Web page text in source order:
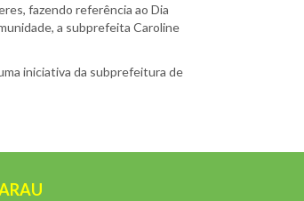
fazendo referência ao Dia
a subprefeita Caroline
iniciativa da subprefeitura de